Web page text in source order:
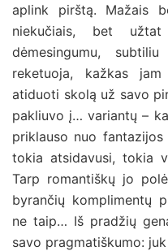
aplink pirštą. Mažais
niekučiais, bet
dėmesingumu,
reketuoja, kažkas
atiduoti skolą už savo
pakliuvo į… variantų –
priklauso nuo
tokia atsidavusi, tokia
Tarp romantiškų jo
byrančių komplimentų
ne taip… Iš pradžių
savo pragmatiškumo: